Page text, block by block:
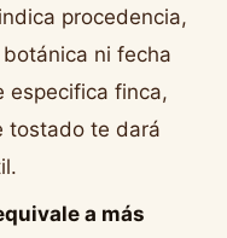
procedencia,
ni fecha
especifica finca,
tostado te dará
a más